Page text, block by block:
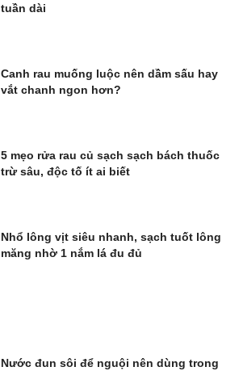
tuần dài
Canh rau muống luộc nên dầm sấu hay
vắt chanh ngon hơn?
5 mẹo rửa rau củ sạch sạch bách thuốc
trừ sâu, độc tố ít ai biết
Nhổ lông vịt siêu nhanh, sạch tuốt lông
măng nhờ 1 nắm lá đu đủ
Nước đun sôi để nguội nên dùng trong